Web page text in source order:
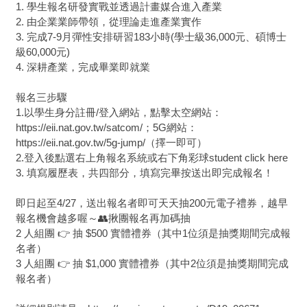
1. 學生報名研發實戰並透過計畫媒合進入產業
2. 由企業業師帶領，從理論走進產業實作
3. 完成7-9月彈性安排研習183小時(學士級36,000元、碩博士
級60,000元)
4. 深耕產業，完成畢業即就業
報名三步驟
1.以學生身分註冊/登入網站，點擊太空網站：
https://eii.nat.gov.tw/satcom/；5G網站：
https://eii.nat.gov.tw/5g-jump/（擇一即可）
2.登入後點選右上角報名系統或右下角彩球student click here
3. 填寫履歷表，共四部分，填寫完畢按送出即完成報名！
即日起至4/27，送出報名者即可天天抽200元電子禮券，越早
報名機會越多喔～👥揪團報名再加碼抽
2 人組團 👉 抽 $500 實體禮券（其中1位須是抽獎期間完成報
名者）
3 人組團 👉 抽 $1,000 實體禮券（其中2位須是抽獎期間完成
報名者）